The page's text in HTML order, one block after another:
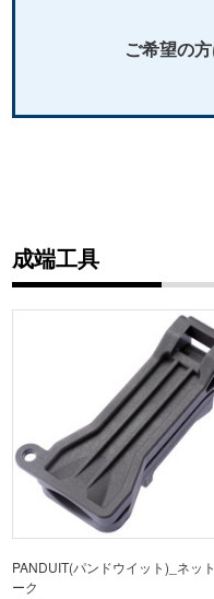
ご希望の
成端工具
PANDUIT(パンドウイット)_ネッ
ーク